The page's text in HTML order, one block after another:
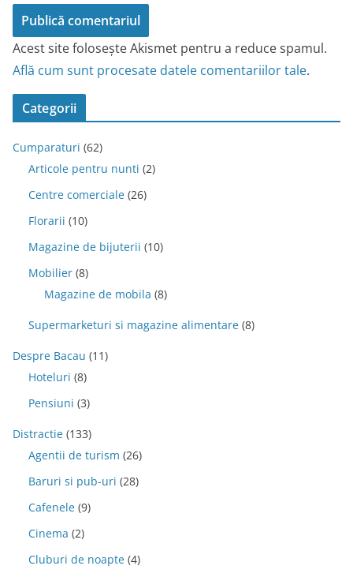
Acest site folosește Akismet pentru a reduce spamul.
Află cum sunt procesate datele comentariilor tale.
Categorii
Cumparaturi (62)
Articole pentru nunti (2)
Centre comerciale (26)
Florarii (10)
Magazine de bijuterii (10)
Mobilier (8)
Magazine de mobila (8)
Supermarketuri si magazine alimentare (8)
Despre Bacau (11)
Hoteluri (8)
Pensiuni (3)
Distractie (133)
Agentii de turism (26)
Baruri si pub-uri (28)
Cafenele (9)
Cinema (2)
Cluburi de noapte (4)